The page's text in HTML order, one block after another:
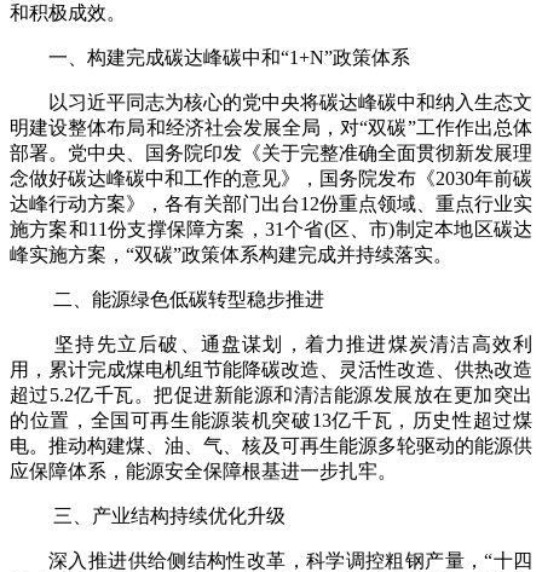
和积极成效。
一、构建完成碳达峰碳中和“1+N”政策体系
以习近平同志为核心的党中央将碳达峰碳中和纳入生态文
明建设整体布局和经济社会发展全局，对“双碳”工作作出总体
部署。党中央、国务院印发《关于完整准确全面贯彻新发展理
念做好碳达峰碳中和工作的意见》，国务院发布《2030年前碳
达峰行动方案》，各有关部门出台12份重点领域、重点行业实
施方案和11份支撑保障方案，31个省(区、市)制定本地区碳达
峰实施方案，“双碳”政策体系构建完成并持续落实。
二、能源绿色低碳转型稳步推进
坚持先立后破、通盘谋划，着力推进煤炭清洁高效利
用，累计完成煤电机组节能降碳改造、灵活性改造、供热改造
超过5.2亿千瓦。把促进新能源和清洁能源发展放在更加突出
的位置，全国可再生能源装机突破13亿千瓦，历史性超过煤
电。推动构建煤、油、气、核及可再生能源多轮驱动的能源供
应保障体系，能源安全保障根基进一步扎牢。
三、产业结构持续优化升级
深入推进供给侧结构性改革，科学调控粗钢产量，“十四